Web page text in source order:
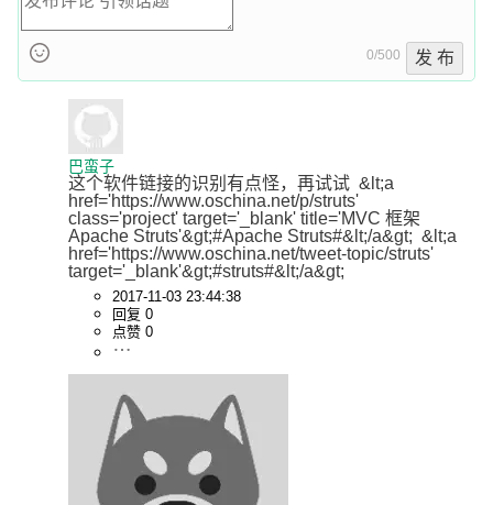
0/500 发 布
巴蛮子
这个软件链接的识别有点怪，再试试  &lt;a
href='https://www.oschina.net/p/struts'
class='project' target='_blank' title='MVC 框架
Apache Struts'&gt;#Apache Struts#&lt;/a&gt;  &lt;a
href='https://www.oschina.net/tweet-topic/struts'
target='_blank'&gt;#struts#&lt;/a&gt;
2017-11-03 23:44:38
回复 0
点赞 0